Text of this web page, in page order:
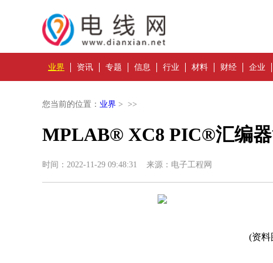
业界 资讯 专题 信息 行业 材料 财经 企业
您当前的位置： 业界 > >>
MPLAB® XC8 PIC®汇编
时间：2022-11-29 09:48:31 来源：电子工程网
(资料